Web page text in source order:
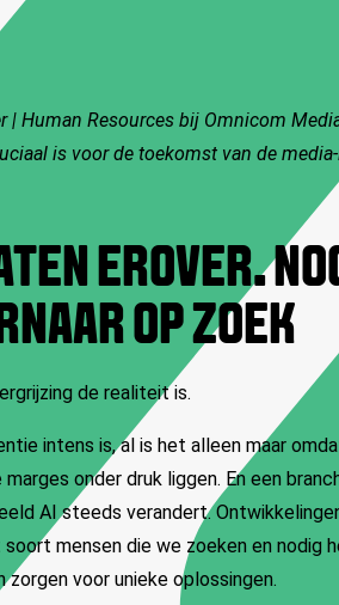
| Human Resources bij Omnicom
is voor de toekomst van de
EROVER.
OP ZOEK
de realiteit is.
intens is, al is het alleen maar
marges onder druk liggen. En een
AI steeds verandert.
mensen die we zoeken en nodig
voor unieke oplossingen.